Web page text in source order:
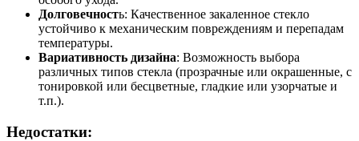
Долговечность: Качественное закаленное стекло
устойчиво к механическим повреждениям и перепадам
температуры.
Вариативность дизайна: Возможность выбора
различных типов стекла (прозрачные или окрашенные, с
тонировкой или бесцветные, гладкие или узорчатые и
т.п.).
Недостатки: